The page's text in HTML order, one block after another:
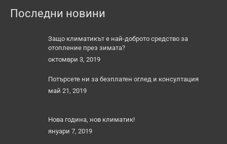
2112.29 лв..
Последни новини
Защо климатикът е най-доброто средство за
отопление през зимата?
октомври 3, 2019
Потърсете ни за безплатен оглед и консултация
май 21, 2019
Нова година, нов климатик!
януари 7, 2019